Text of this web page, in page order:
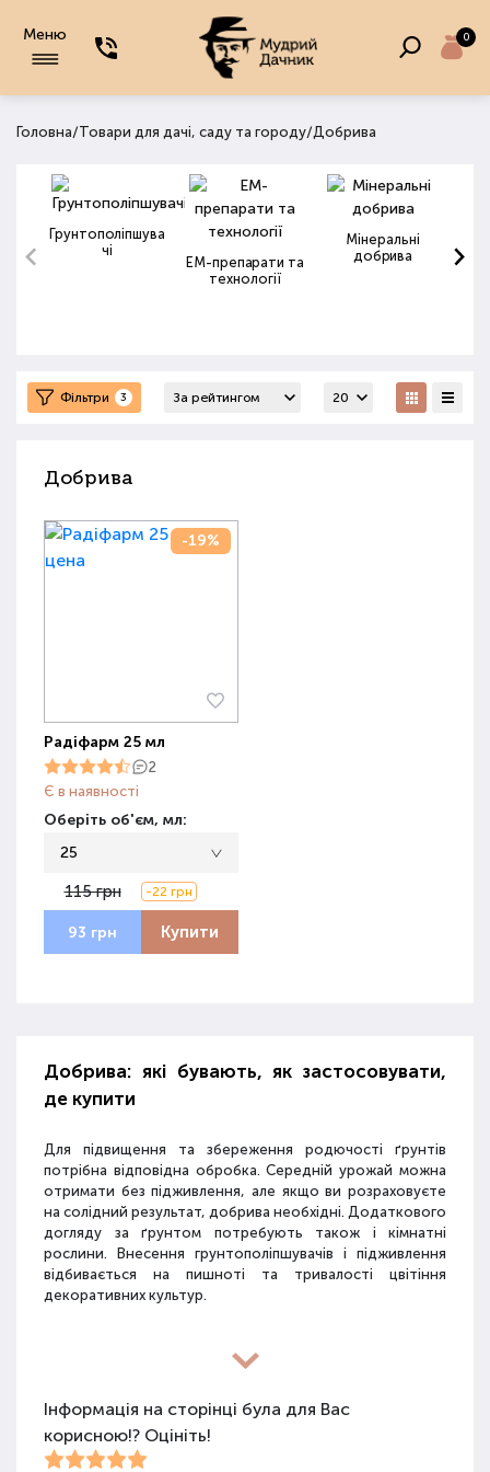
Меню 0
Головна/Товари для дачі, саду та городу/Добрива
Грунтополіпшува
чі
ЕМ-препарати та
технології
Мінеральні
добрива
Фільтри 3
Добрива
-19%
Радіфарм 25 мл
2
Є в наявності
Оберіть об'єм, мл:
25
115 грн -22 грн
93 грн Купити
Добрива: які бувають, як застосовувати,
де купити
Для підвищення та збереження родючості ґрунтів
потрібна відповідна обробка. Середній урожай можна
отримати без підживлення, але якщо ви розраховуєте
на солідний результат, добрива необхідні. Додаткового
догляду за ґрунтом потребують також і кімнатні
рослини. Внесення грунтополіпшувачів і підживлення
відбивається на пишноті та тривалості цвітіння
декоративних культур.
Різновиди засобів для покращення
Для покращення поживних якостей ґрунту
використовуються різні види засобів: мінеральні
Інформація на сторінці була для Вас
корисною!? Оцініть!